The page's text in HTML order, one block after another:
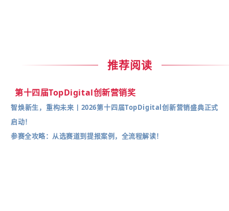
推荐阅读
第十四届TopDigital创新营销奖
智焕新生，重构未来丨2026第十四届TopDigital创新营销盛典正式
启动！
参赛全攻略：从选赛道到提报案例，全流程解读！